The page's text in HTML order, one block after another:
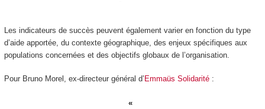
Les indicateurs de succès peuvent également varier en fonction du type
d’aide apportée, du contexte géographique, des enjeux spécifiques aux
populations concernées et des objectifs globaux de l’organisation.
Pour Bruno Morel, ex-directeur général d’ Emmaüs Solidarité: